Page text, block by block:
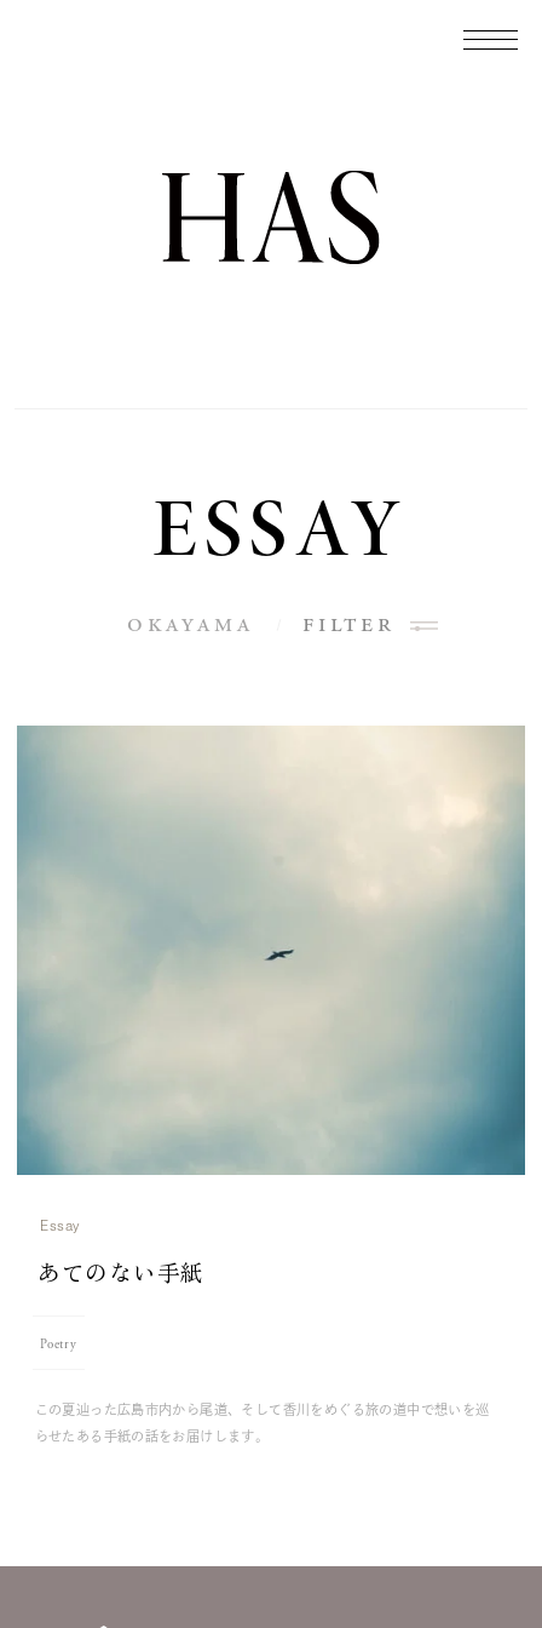
ESSAY
okayama filter
Essay
あてのない手紙
Poetry
この夏辿った広島市内から尾道、そして香川をめぐる旅の道中で想いを巡
らせたある手紙の話をお届けします。